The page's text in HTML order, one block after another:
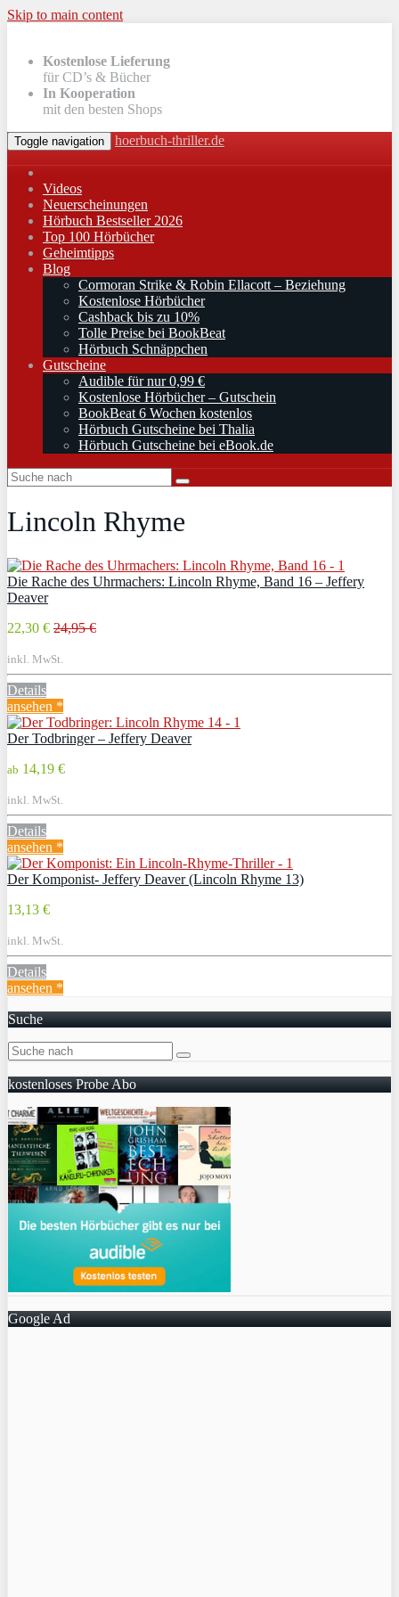
Skip to main content
Kostenlose Lieferung
für CD’s & Bücher
In Kooperation
mit den besten Shops
Toggle navigation hoerbuch-thriller.de
Videos
Neuerscheinungen
Hörbuch Bestseller 2026
Top 100 Hörbücher
Geheimtipps
Blog
Cormoran Strike & Robin Ellacott – Beziehung
Kostenlose Hörbücher
Cashback bis zu 10%
Tolle Preise bei BookBeat
Hörbuch Schnäppchen
Gutscheine
Audible für nur 0,99 €
Kostenlose Hörbücher – Gutschein
BookBeat 6 Wochen kostenlos
Hörbuch Gutscheine bei Thalia
Hörbuch Gutscheine bei eBook.de
Lincoln Rhyme
Die Rache des Uhrmachers: Lincoln Rhyme, Band 16 – Jeffery
Deaver
22,30 € 24,95 €
inkl. MwSt.
Details
ansehen *
Der Todbringer – Jeffery Deaver
ab 14,19 €
inkl. MwSt.
Details
ansehen *
Der Komponist- Jeffery Deaver (Lincoln Rhyme 13)
13,13 €
inkl. MwSt.
Details
ansehen *
Suche
kostenloses Probe Abo
Google Ad